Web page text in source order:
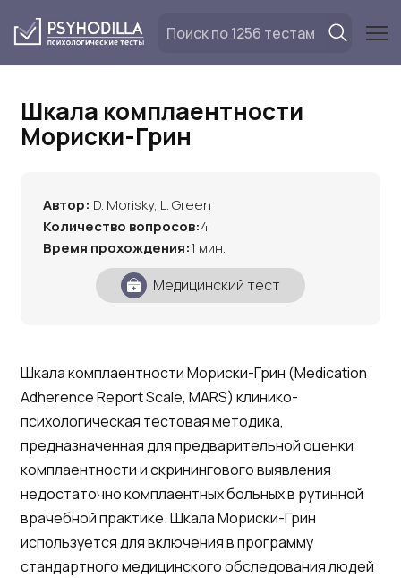
Шкала комплаентности
Мориски-Грин
Автор: D. Morisky, L. Green
Количество вопросов:4
Время прохождения:1 мин.
Медицинский тест
Шкала комплаентности Мориски-Грин (Medication
Adherence Report Scale, MARS) клинико-
психологическая тестовая методика,
предназначенная для предварительной оценки
комплаентности и скринингового выявления
недостаточно комплаентных больных в рутинной
врачебной практике. Шкала Мориски-Грин
используется для включения в программу
стандартного медицинского обследования людей